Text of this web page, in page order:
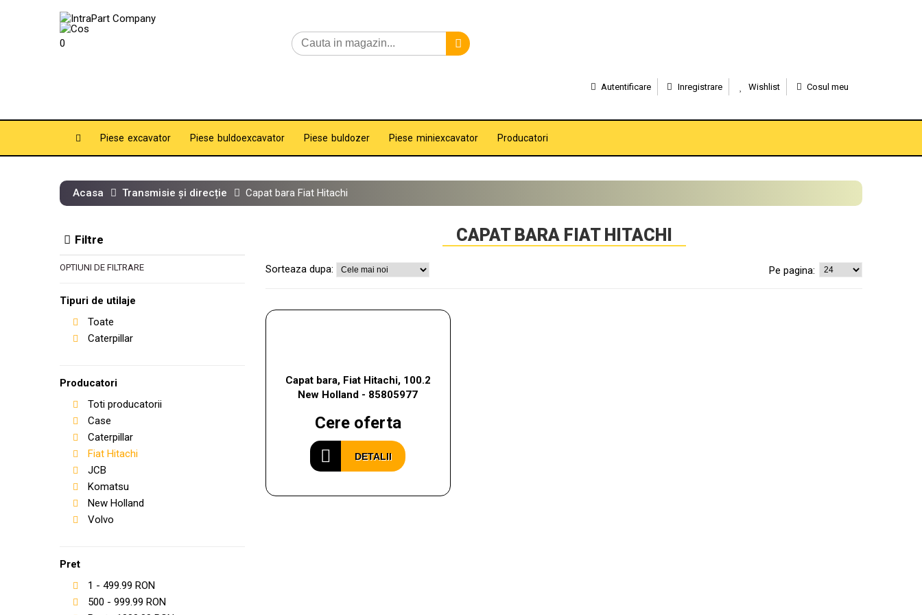
0
Autentificare Inregistrare Wishlist Cosul meu
Piese excavator Piese buldoexcavator Piese buldozer Piese miniexcavator Producatori
Acasa Transmisie și direcție Capat bara Fiat Hitachi
Filtre
OPTIUNI DE FILTRARE
Tipuri de utilaje
Toate
Caterpillar
Producatori
Toti producatorii
Case
Caterpillar
Fiat Hitachi
JCB
Komatsu
New Holland
Volvo
Pret
1 - 499.99 RON
500 - 999.99 RON
CAPAT BARA FIAT HITACHI
Pe pagina:
Sorteaza dupa:
Capat bara, Fiat Hitachi, 100.2
New Holland - 85805977
Cere oferta
DETALII